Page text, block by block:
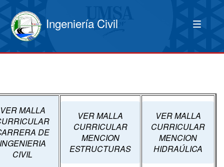
Ingeniería Civil
VER MALLA
DE
CIVIL
VER MALLA
CURRICULAR
MENCION
ESTRUCTURAS
VER MALLA
CURRICULAR
MENCION
HIDRAÚLICA